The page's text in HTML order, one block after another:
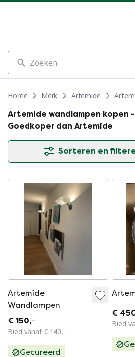
Zoeken
Home Merk Artemide
Artemide wandlampen kopen
Goedkoper dan Artemide
Sorteren en
Artemide
Wandlampen
€ 150,-
Bied vanaf € 140,-
Gecureerd
€
Bied